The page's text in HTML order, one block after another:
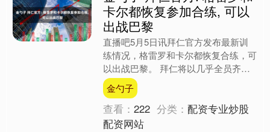
卡尔都恢复参加合练, 可以
出战巴黎
直播吧5月5日讯拜仁官方发布最新训
练情况，格雷罗和卡尔都恢复合练，可
以出战巴黎。 拜仁将以几乎全员齐整
的阵容出战巴黎，在对阵巴黎的巅峰对
决前的最后一次训练中，主....
金勺子
查看：222 分类：配资专业炒股
配资网站